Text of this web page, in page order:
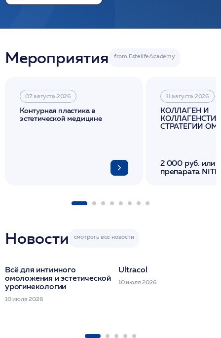
Мероприятия
07 августа 2026
Контурная пластика в
эстетической медицине
11 августа 2026
КОЛЛАГЕН И
СТРАТЕГИИ
2 000 руб. или
препарата
Новости
Всё для интимного
омоложения и эстетической
урогинекологии
10 июля 2026
Ultracol
10 июля 2026